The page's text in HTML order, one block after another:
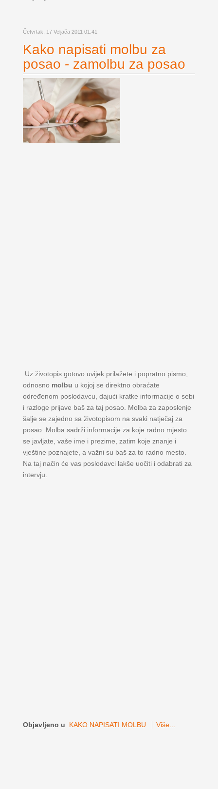
Četvrtak, 17 Veljača 2011 01:41
Kako napisati molbu za
posao - zamolbu za posao
Uz životopis gotovo uvijek prilažete i popratno pismo,
odnosno molbu u kojoj se direktno obraćate
određenom poslodavcu, dajući kratke informacije o sebi
i razloge prijave baš za taj posao. Molba za zaposlenje
šalje se zajedno sa životopisom na svaki natječaj za
posao. Molba sadrži informacije za koje radno mjesto
se javljate, vaše ime i prezime, zatim koje znanje i
vještine poznajete, a važni su baš za to radno mesto.
Na taj način će vas poslodavci lakše uočiti i odabrati za
intervju.
Objavljeno u KAKO NAPISATI MOLBU Više...